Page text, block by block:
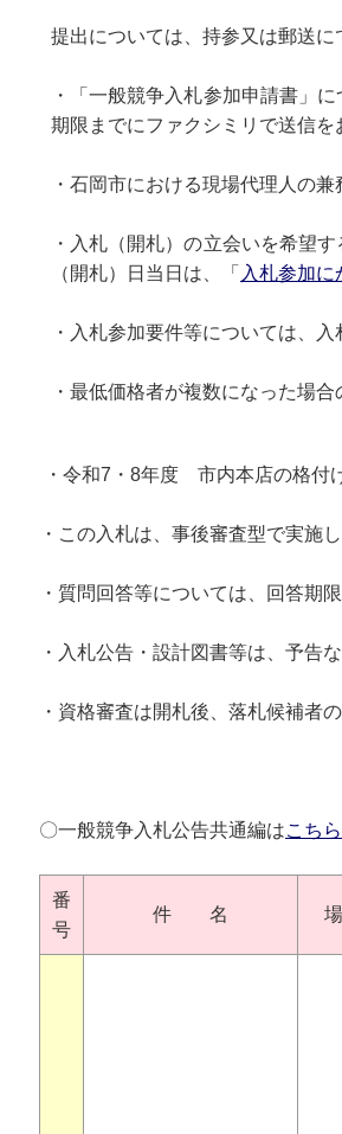
提出については、持参又は郵送に
・「一般競争入札参加申請書」
期限までにファクシミリで送信を
・石岡市における現場代理人の
・入札（開札）の立会いを希望す
（開札）日当日は、「 入札参加
・入札参加要件等については、
・最低価格者が複数になった場
・令和7・8年度 市内本店の格付
・この入札は、事後審査型で実施
・質問回答等については、回答期
・入札公告・設計図書等は、予告
・資格審査は開札後、落札候補者
〇一般競争入札公告共通編はこち
番
号
件 名